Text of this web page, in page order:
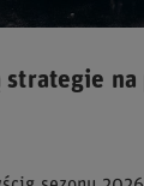
strategie